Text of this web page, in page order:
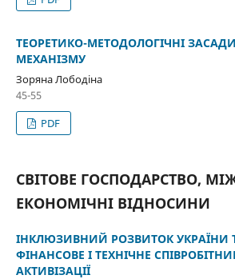
ТЕОРЕТИКО-МЕТОДОЛОГІЧНІ
МЕХАНІЗМУ
Зоряна Лободіна
45-55
PDF
СВІТОВЕ ГОСПОДАРСТВО,
ЕКОНОМІЧНІ ВІДНОСИНИ
ІНКЛЮЗИВНИЙ РОЗВИТОК УКРАЇНИ
ФІНАНСОВЕ І ТЕХНІЧНЕ
АКТИВІЗАЦІЇ